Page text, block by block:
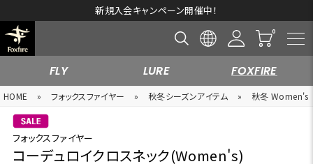
新規入会キャンペーン開催中！
FLY LURE FOXFIRE
HOME » フォックスファイヤー » 秋冬シーズンアイテム » 秋冬 Women's
フォックスファイヤー
コーデュロイクロスネック(Women's)